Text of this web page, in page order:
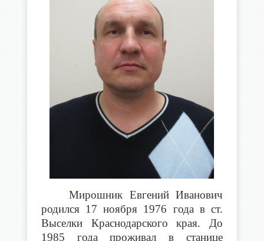
Мирошник Евгений Иванович
родился 17 ноября 1976 года в ст.
Выселки Краснодарского края. До
1985 года проживал в станице